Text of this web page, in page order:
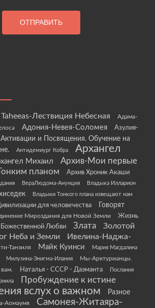
Taheeas-Лествиция Небесная
Адама-
Адония-Невея-Соломея
Азулия-
Активации и Посвящения. Обучение на
Антидемиург Кобра
Архангел
Михаил
Архив-Мои первые
планом
Архив Хроник Акаши
ВераЛюдома-Анунция Владыка Илларион
Владыки Тонкого плана извещают нам
для человечества
Говорят
Мироздания для Новой Земли
Жизнь
Божественной Любви
Злата
Золотой
Неба и Земли
Ивелина-Наджа-
Танзиля Майк Куинси Мария Магдалина
Милузина-Энигма-Илания
Мы-Арктурианцы.
Наталья - СССР - Даэманта
Послания
Пробуждение к истине
вслух о важном Разное
Аомаумя
Самонея-Житаяра-